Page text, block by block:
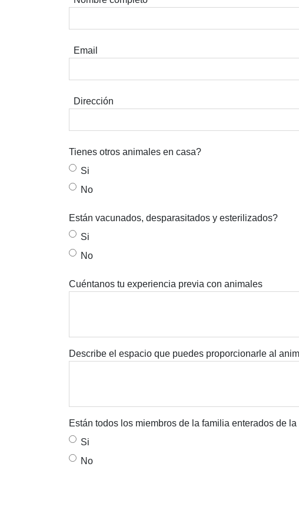
Email
Dirección
Tienes otros animales en casa?
Si
No
Están vacunados, desparasitados y esterilizados?
Si
No
Cuéntanos tu experiencia previa con animales
Describe el espacio que puedes proporcionarle al
Están todos los miembros de la familia enterados de
Si
No